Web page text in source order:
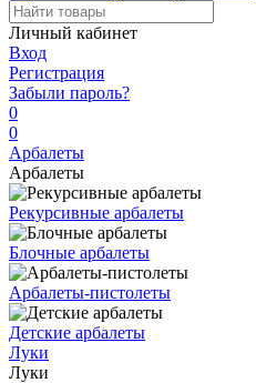
Личный кабинет
Вход
Регистрация
Забыли пароль?
0
0
Арбалеты
Арбалеты
Рекурсивные арбалеты
Блочные арбалеты
Арбалеты-пистолеты
Детские арбалеты
Луки
Луки